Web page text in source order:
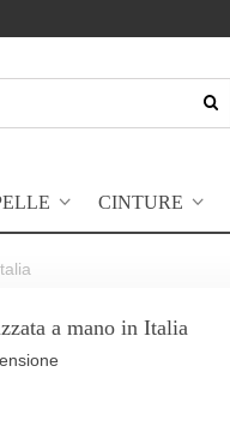
CINTURE
a mano in Italia